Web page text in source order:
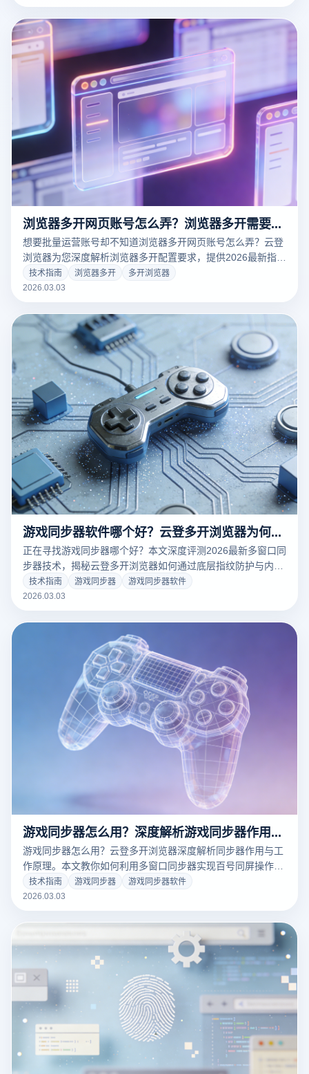
浏览器多开网页账号怎么弄？浏览器多开需要什么配置才能用？
想要批量运营账号却不知道浏览器多开网页账号怎么弄？云登
浏览器为您深度解析浏览器多开配置要求，提供2026最新指纹
防关联技术。支持多窗口同步操作、独立IP配置，让您的跨境
电商与社媒矩阵更安全、更高效。立即下载，注册即享免费试
技术指南 浏览器多开
多开浏览器
2026.03.03
游戏同步器软件哪个好？云登多开浏览器为何成为防关联首选？
正在寻找游戏同步器哪个好？本文深度评测2026最新多窗口同
步器技术，揭秘云登多开浏览器如何通过底层指纹防护与内核
同步技术，实现百个账号同步操作不关联、不封号。点击阅
读，开启极速搬砖与安全防关联运营新时代！
技术指南 游戏同步器
游戏同步器软件
2026.03.03
游戏同步器怎么用？深度解析游戏同步器作用与原理
游戏同步器怎么用？云登多开浏览器深度解析同步器作用与工
作原理。本文教你如何利用多窗口同步器实现百号同屏操作，
结合云登独家指纹防护技术，100%隔离防关联。立即点击查
看2026最新多开同步教程，注册领免费试用！
技术指南 游戏同步器
游戏同步器软件
2026.03.03